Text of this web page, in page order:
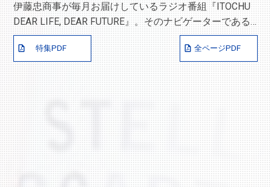
伊藤忠商事が毎月お届けしているラジオ番組『ITOCHU
DEAR LIFE, DEAR FUTURE』。そのナビゲーターである
SHELLYさんが、対談のモデレーターとして『星の商
人』の誌面に登場！ゲストは社会活動に熱心に取り組
む、モデルの森星（もりひかり）さん。2021年8月のラ
ジオでも軽快なトークを聞かせてくれたお二人に、「日
本の文化」をテーマにお話を伺いました。
特集PDF 全ページPDF